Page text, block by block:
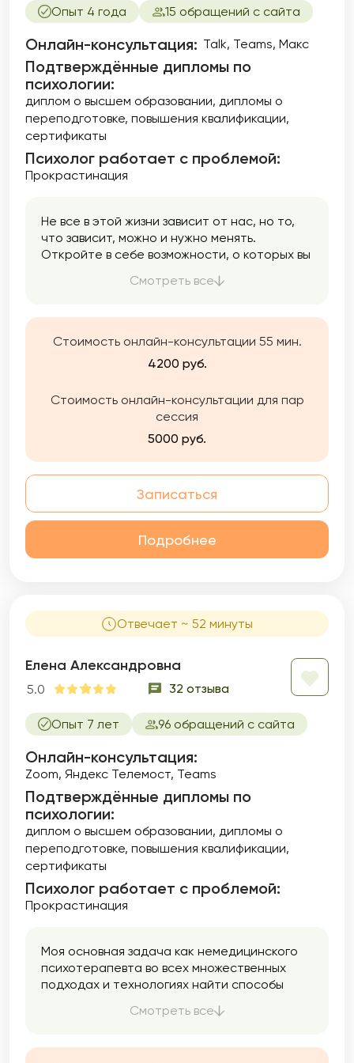
и здоровья являются важной частью моей
практики, и я стремлюсь создать
безопасное пространство для обсуждения
даже самых тонких вопросов. Помогаю
улучшить качество своей интимной жизни и
расширить свои сексуальные горизонты.
Опыт 4 года 15 обращений с сайта
Онлайн-консультация: Talk, Teams, Макс
Подтверждённые дипломы по
психологии:
диплом о высшем образовании дипломы о
переподготовке повышения квалификации
сертификаты
Психолог работает с проблемой:
Прокрастинация
Не все в этой жизни зависит от нас, но то,
что зависит, можно и нужно менять.
Откройте в себе возможности, о которых вы
Смотреть все
Стоимость онлайн-консультации 55 мин.
4200 руб.
Стоимость онлайн-консультации для пар
сессия
5000 руб.
Записаться
Подробнее
Отвечает ~ 52 минуты
Елена Александровна
5.0 32 отзыва
Опыт 7 лет 96 обращений с сайта
Онлайн-консультация:
Zoom, Яндекс Телемост, Teams
Подтверждённые дипломы по
психологии:
диплом о высшем образовании дипломы о
переподготовке повышения квалификации
сертификаты
Психолог работает с проблемой:
Прокрастинация
Моя основная задача как немедицинского
психотерапевта во всех множественных
подходах и технологиях найти способы
Вам внести изменения в свою жизнь в
оптимальные методы в зависимости от
Смотреть все